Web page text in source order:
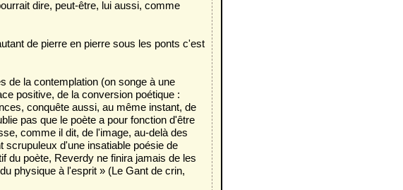
dire, peut-être, lui aussi, comme
de pierre en pierre sous les ponts c'est
de la contemplation (on songe à une
positive, de la conversion poétique :
conquête aussi, au même instant, de
pas que le poète a pour fonction d'être
comme il dit, de l'image, au-delà des
d'une insatiable poésie de
du poète, Reverdy ne finira jamais de les
physique à l'esprit » (Le Gant de crin,